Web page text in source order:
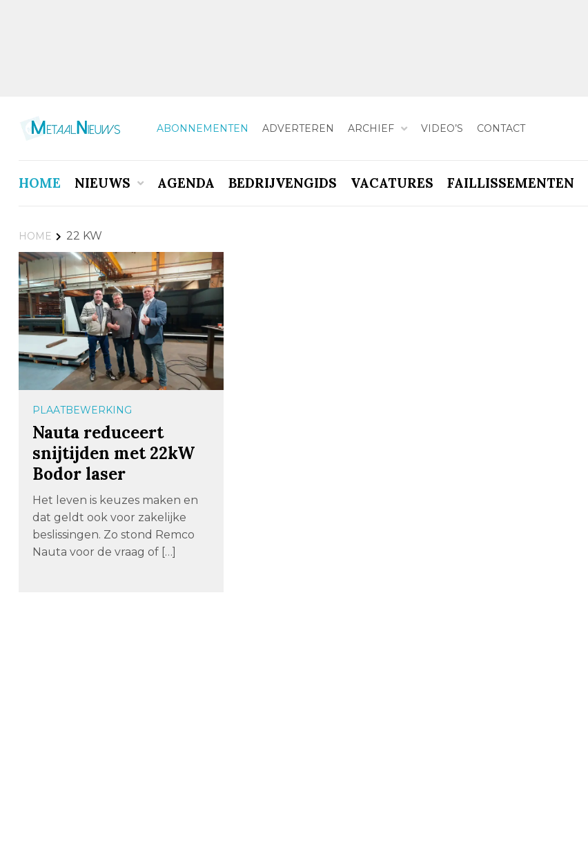
ABONNEMENTEN ADVERTEREN ARCHIEF VIDEO’S CONTACT
HOME NIEUWS AGENDA BEDRIJVENGIDS VACATURES FAILLISSEMENTEN
HOME 22 KW
PLAATBEWERKING
Nauta reduceert
snijtijden met 22kW
Bodor laser
Het leven is keuzes maken en
dat geldt ook voor zakelijke
beslissingen. Zo stond Remco
Nauta voor de vraag of […]